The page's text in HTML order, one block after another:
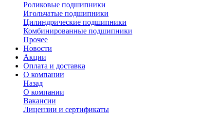
Роликовые подшипники
Игольчатые подшипники
Цилиндрические подшипники
Комбинированные подшипники
Прочее
Новости
Акции
Оплата и доставка
О компании
Назад
О компании
Вакансии
Лицензии и сертификаты